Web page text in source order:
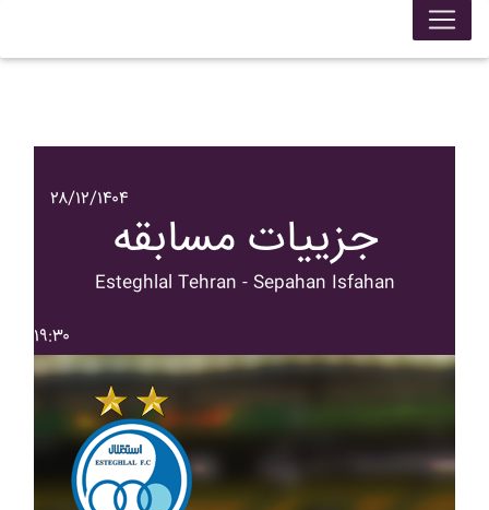
۲۸/۱۲/۱۴۰۴
جزییات مسابقه
Esteghlal Tehran - Sepahan Isfahan
۱۹:۳۰